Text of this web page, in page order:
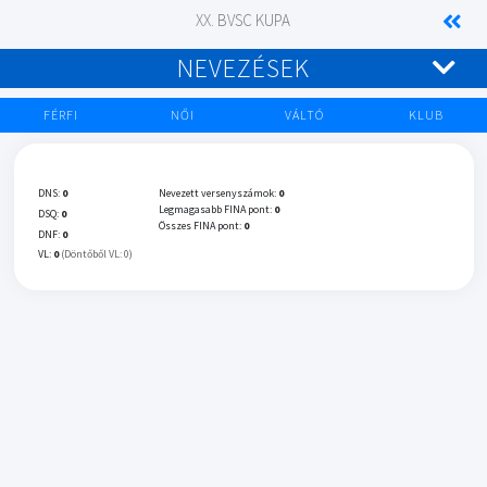
XX. BVSC KUPA
NEVEZÉSEK
FÉRFI NŐI VÁLTÓ KLUB
DNS: 0
DSQ: 0
DNF: 0
VL: 0 (Döntőből VL: 0)
Nevezett versenyszámok: 0
Legmagasabb FINA pont: 0
Összes FINA pont: 0